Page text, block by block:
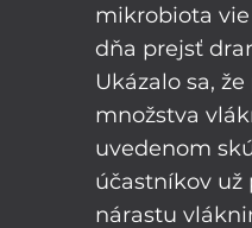
mikrobiota
dňa prejsť
Ukázalo sa,
množstva
uvedenom
účastníkov už
nárastu